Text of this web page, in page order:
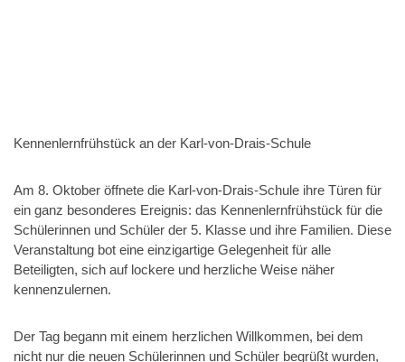
Kennenlernfrühstück an der Karl-von-Drais-Schule
Am 8. Oktober öffnete die Karl-von-Drais-Schule ihre Türen für
ein ganz besonderes Ereignis: das Kennenlernfrühstück für die
Schülerinnen und Schüler der 5. Klasse und ihre Familien. Diese
Veranstaltung bot eine einzigartige Gelegenheit für alle
Beteiligten, sich auf lockere und herzliche Weise näher
kennenzulernen.
Der Tag begann mit einem herzlichen Willkommen, bei dem
nicht nur die neuen Schülerinnen und Schüler begrüßt wurden,